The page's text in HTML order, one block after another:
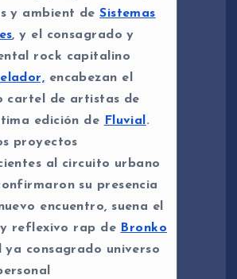
y ambient deSistemas
, y el consagrado y
rock capitalino
encabezan el
cartel de artistas de
edición de Fluvial.
proyectos
al circuito urbano
su presencia
encuentro, suena el
reflexivo rap de Bronko
ya consagrado universo